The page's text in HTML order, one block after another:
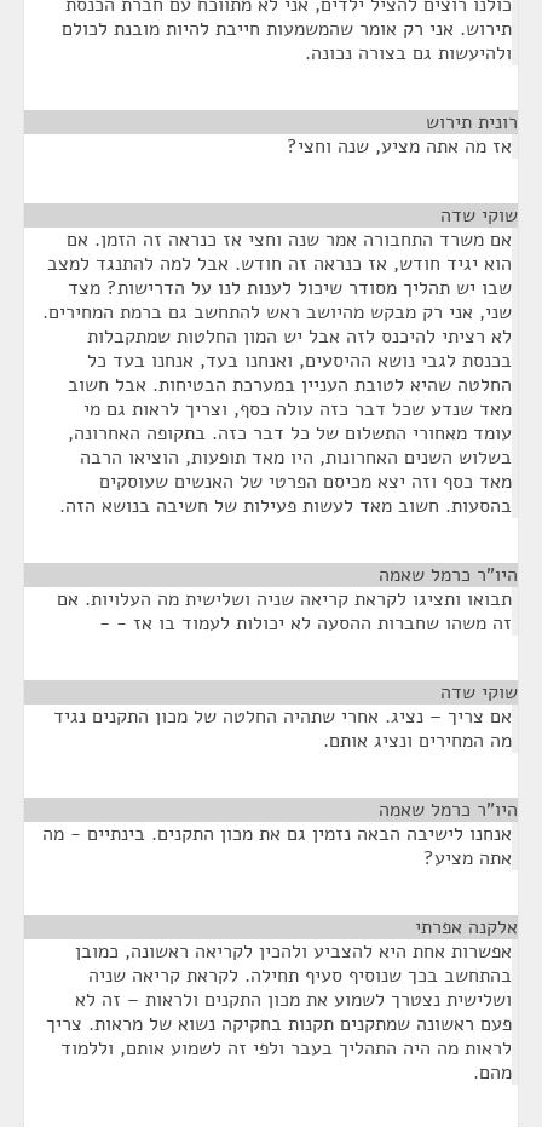
תירוש. אני רק אומר שהמשמעות חייבת להיות מובנת לכולם
ולהיעשות גם בצורה נכונה.
רונית תירוש
אז מה אתה מציע, שנה וחצי?
שוקי שדה
אם משרד התחבורה אמר שנה וחצי אז כנראה זה הזמן. אם
הוא יגיד חודש, אז כנראה זה חודש. אבל למה להתנגד למצב
שבו יש תהליך מסודר שיכול לענות לנו על הדרישות? מצד
שני, אני רק מבקש מהיושב ראש להתחשב גם ברמת המחירים.
לא רציתי להיכנס לזה אבל יש המון החלטות שמתקבלות
בכנסת לגבי נושא ההיסעים, ואנחנו בעד, אנחנו בעד כל
החלטה שהיא לטובת העניין במערכת הבטיחות. אבל חשוב
מאד שנדע שכל דבר כזה עולה כסף, וצריך לראות גם מי
עומד מאחורי התשלום של כל דבר כזה. בתקופה האחרונה,
בשלוש השנים האחרונות, היו מאד תופעות, הוציאו הרבה
מאד כסף וזה יצא מכיסם הפרטי של האנשים שעוסקים
בהסעות. חשוב מאד לעשות פעילות של חשיבה בנושא הזה.
היו"ר כרמל שאמה
תבואו ותציגו לקראת קריאה שניה ושלישית מה העלויות. אם
זה משהו שחברות ההסעה לא יכולות לעמוד בו אז - -
שוקי שדה
אם צריך – נציג. אחרי שתהיה החלטה של מכון התקנים נגיד
מה המחירים ונציג אותם.
היו"ר כרמל שאמה
אנחנו לישיבה הבאה נזמין גם את מכון התקנים. בינתיים - מה
אתה מציע?
אלקנה אפרתי
אפשרות אחת היא להצביע ולהכין לקריאה ראשונה, כמובן
בהתחשב בכך שנוסיף סעיף תחילה. לקראת קריאה שניה
ושלישית נצטרך לשמוע את מכון התקנים ולראות – זה לא
פעם ראשונה שמתקנים תקנות בחקיקה נשוא של מראות. צריך
לראות מה היה התהליך בעבר ולפי זה לשמוע אותם, וללמוד
מהם.